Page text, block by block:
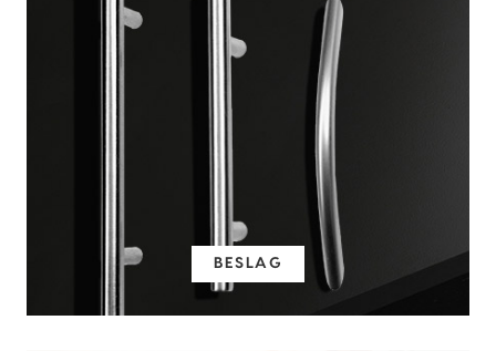
BESLAG